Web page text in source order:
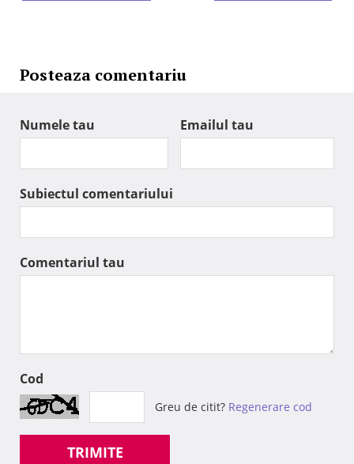
Posteaza comentariu
Numele tau Emailul tau
Subiectul comentariului
Comentariul tau
Cod
Greu de citit? Regenerare cod
TRIMITE